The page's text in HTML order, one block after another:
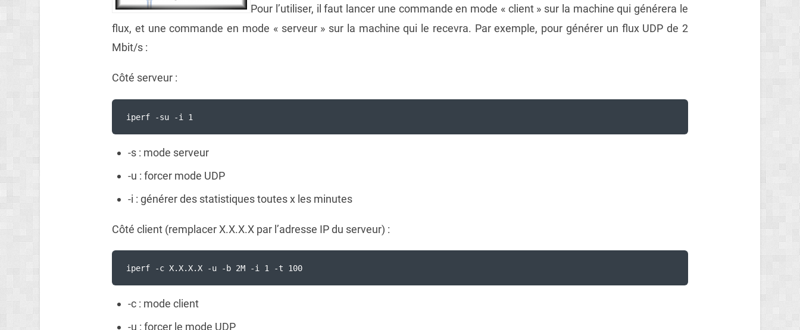
Pour l’utiliser, il faut lancer une commande en mode « client » sur la machine qui générera le
flux, et une commande en mode « serveur » sur la machine qui le recevra. Par exemple, pour générer un flux UDP de 2
Mbit/s :
Côté serveur :
iperf -su -i 1
-s : mode serveur
-u : forcer mode UDP
-i : générer des statistiques toutes x les minutes
Côté client (remplacer X.X.X.X par l’adresse IP du serveur) :
iperf -c X.X.X.X -u -b 2M -i 1 -t 100
-c : mode client
-u : forcer le mode UDP